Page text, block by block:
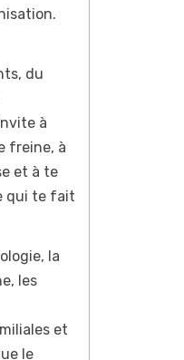
du
à
freine, à
et à te
qui te fait
la
les
et
le